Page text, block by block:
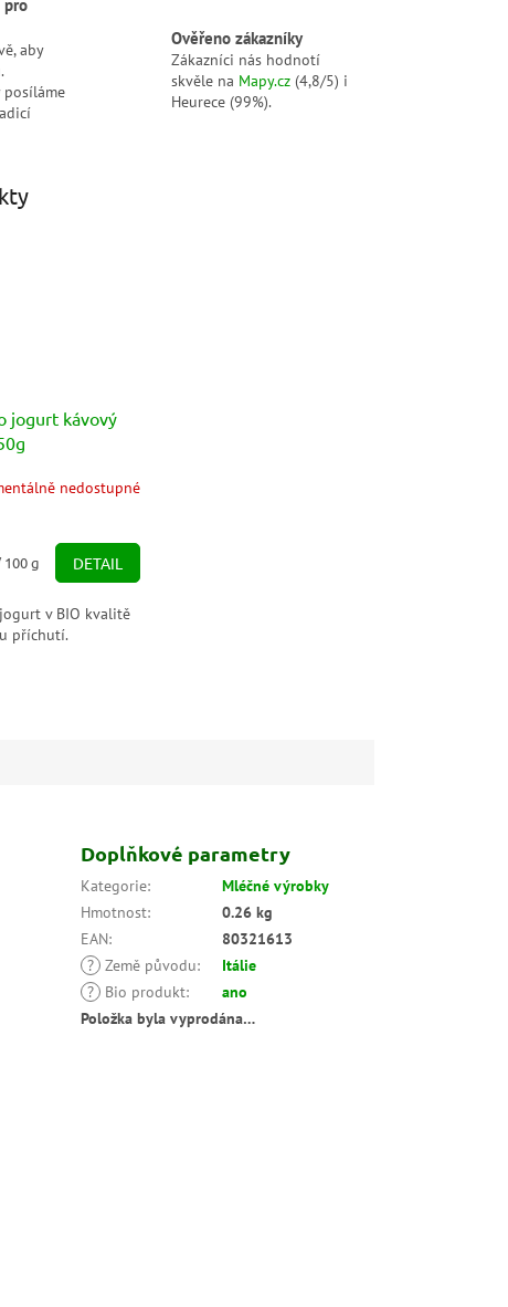
pro
aby
posíláme
Ověřeno zákazníky
Zákazníci nás hodnotí
skvěle na Mapy.cz (4,8/5) i
Heurece (99%).
jogurt kávový
nedostupné
100 g DETAIL
v BIO kvalitě
příchutí.
Doplňkové parametry
Kategorie:
Mléčné výrobky
Hmotnost:
0.26 kg
EAN:
80321613
? Země původu:
Itálie
?
Bio produkt:
ano
Položka byla vyprodána…